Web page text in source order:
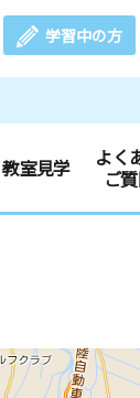
学習中の方
教室見学
よく
ご